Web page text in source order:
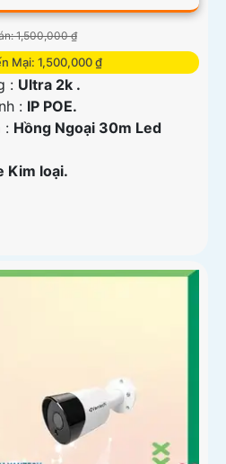
1,500,000 ₫
Mại: 1,500,000 ₫
: Ultra 2k .
: IP POE.
: Hồng Ngoại 30m Led
Kim loại.